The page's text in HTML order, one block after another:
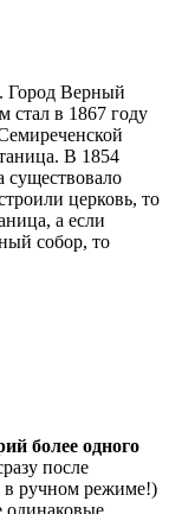
Город Верный
стал в 1867 году
В 1854
существовало
церковь, то
а если
собор, то
более одного
после
в ручном режиме!)
одинаковые